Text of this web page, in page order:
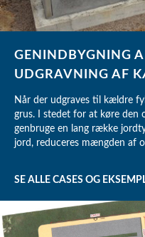
GENINDBYGNING
UDGRAVNING AF
Når der udgraves til kældre
grus. I stedet for at køre den
genbruge en lang række
jord, reduceres mængden af
SE ALLE CASES OG